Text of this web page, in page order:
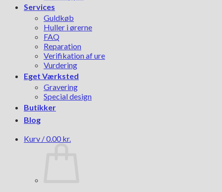
Services
Guldkøb
Huller i ørerne
FAQ
Reparation
Verifikation af ure
Vurdering
Eget Værksted
Gravering
Special design
Butikker
Blog
Kurv /0.00 kr.